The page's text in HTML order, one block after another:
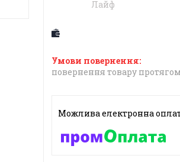
Лайф
повернення товару